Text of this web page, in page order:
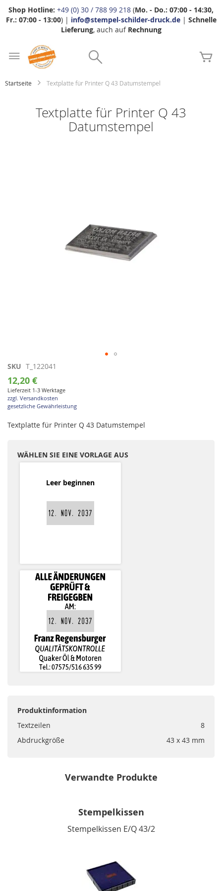
Shop Hotline: +49 (0) 30 / 788 99 218 (Mo. - Do.: 07:00 - 14:30,
Fr.: 07:00 - 13:00) | info@stempel-schilder-druck.de| Schnelle
Lieferung, auch auf Rechnung
Startseite Textplatte für Printer Q 43 Datumstempel
Textplatte für Printer Q 43
Datumstempel
Zum
Anfang
der
Bildgalerie
springen
SKU T_122041
12,20 €
Lieferzeit 1-3 Werktage
zzgl. Versandkosten
gesetzliche Gewährleistung
Textplatte für Printer Q 43 Datumstempel
WÄHLEN SIE EINE VORLAGE AUS
Leer beginnen
Produktinformation
Textzeilen
8
Abdruckgröße
43 x 43 mm
Verwandte Produkte
Stempelkissen
Stempelkissen E/Q 43/2